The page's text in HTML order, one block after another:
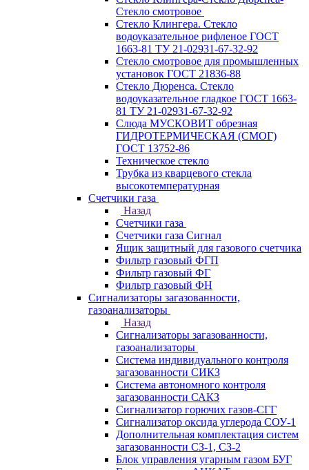
Стекло смотровое
Стекло Клингера. Стекло
водоуказательное рифленое ГОСТ
1663-81 ТУ 21-02931-67-32-92
Стекло смотровое для промышленных
установок ГОСТ 21836-88
Стекло Дюренса. Стекло
водоуказательное гладкое ГОСТ 1663-
81 ТУ 21-02931-67-32-92
Слюда МУСКОВИТ обрезная
ГИДРОТЕРМИЧЕСКАЯ (СМОГ)
ГОСТ 13752-86
Техническое стекло
Трубка из кварцевого стекла
высокотемпературная
Счетчики газа
Назад
Счетчики газа
Счетчики газа Сигнал
Ящик защитный для газового счетчика
Фильтр газовый ФГП
Фильтр газовый ФГ
Фильтр газовый ФН
Сигнализаторы загазованности,
газоанализаторы
Назад
Сигнализаторы загазованности,
газоанализаторы
Система индивидуального контроля
загазованности СИКЗ
Система автономного контроля
загазованности САКЗ
Сигнализатор горючих газов-СГГ
Сигнализатор оксида углерода СОУ-1
Дополнительная комплектация систем
загазованности СЗ-1, СЗ-2
Блок управления угарным газом БУГ